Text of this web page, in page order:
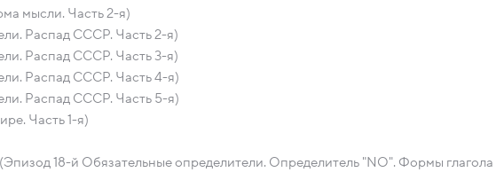
мысли. Часть 2-я)
Распад СССР. Часть 2-я)
Распад СССР. Часть 3-я)
Распад СССР. Часть 4-я)
Распад СССР. Часть 5-я)
Часть 1-я)
18-й Обязательные определители. Определитель "NO". Формы глагола